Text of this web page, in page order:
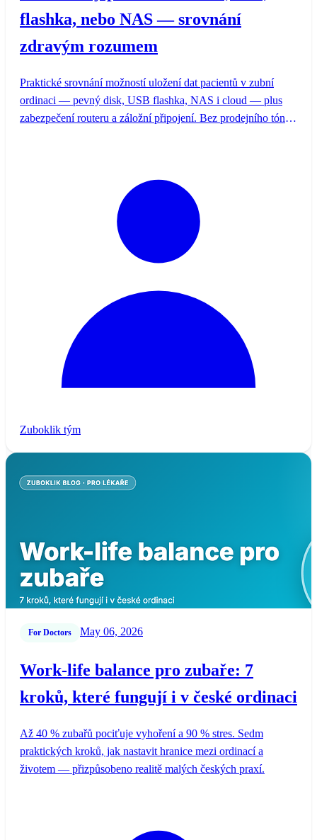
flashka, nebo NAS — srovnání
zdravým rozumem
Praktické srovnání možností uložení dat pacientů v zubní
ordinaci — pevný disk, USB flashka, NAS i cloud — plus
zabezpečení routeru a záložní připojení. Bez prodejního tónu,
Zuboklik tým
For Doctors May 06, 2026
Work-life balance pro zubaře: 7
kroků, které fungují i v české ordinaci
Až 40 % zubařů pociťuje vyhoření a 90 % stres. Sedm
praktických kroků, jak nastavit hranice mezi ordinací a
životem — přizpůsobeno realitě malých českých praxí.